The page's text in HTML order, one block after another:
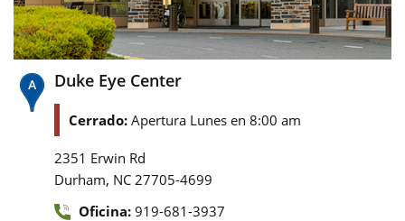
Duke Eye Center
Cerrado: Apertura Lunes en 8:00 am
2351 Erwin Rd
Durham, NC 27705-4699
Oficina: 919-681-3937